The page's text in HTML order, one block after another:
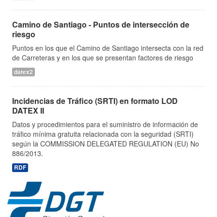
Camino de Santiago - Puntos de intersección de
riesgo
Puntos en los que el Camino de Santiago intersecta con la red
de Carreteras y en los que se presentan factores de riesgo
datex2
Incidencias de Tráfico (SRTI) en formato LOD
DATEX II
Datos y procedimientos para el suministro de información de
tráfico mínima gratuita relacionada con la seguridad (SRTI)
según la COMMISSION DELEGATED REGULATION (EU) No
886/2013.
RDF